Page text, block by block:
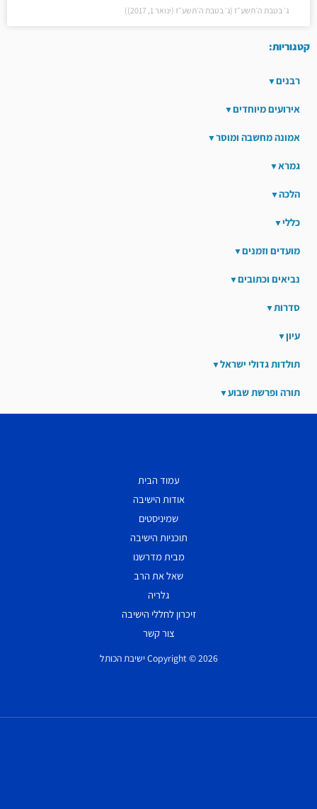
ג׳ בטבת ה׳תשע״ז (ג׳ בטבת ה׳תשע״ז (ינואר 1, 2017))
קטגוריות:
רבנים
אירועים מיוחדים
אמונה מחשבה ומוסר
גמרא
הלכה
כללי
מועדים וזמנים
נביאים וכתובים
סדרות
עיון
תולדות גדולי ישראל
תורה ופרשת שבוע
עמוד הבית
אודות הישיבה
שמיניסטים
תוכניות הישיבה
מבית מדרשנו
שאל את הרב
גלריה
זיכרון לחללי הישיבה
צור קשר
Copyright © 2026 ישיבת הכותל